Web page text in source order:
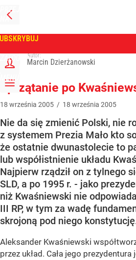
PRZEJDŹ
NA
GŁÓWNĄ
ZALOGUJ
MENU
Tygodnik Wprost
Autor:
Marcin Dzierżanowski
Sprzątanie po
18 września 2005 / 18 września 2005
Nie da się zmienić Polski, nie
z systemem Prezia Mało kto
że ostatnie dwunastolecie to
lub współistnienie układu
Najpierw rządził on z tylnego
SLD, a po 1995 r. - jako
niż Kwaśniewski nie
III RP, w tym za wadę
skrojoną pod niego
Aleksander Kwaśniewski
przez układ. Cała jego